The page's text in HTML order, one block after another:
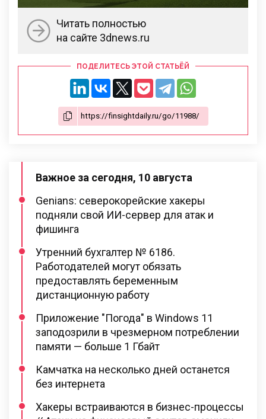
Читать полностью
на сайте 3dnews.ru
ПОДЕЛИТЕСЬ ЭТОЙ СТАТЬЁЙ
Важное за сегодня, 10 августа
Genians: северокорейские хакеры
подняли свой ИИ-сервер для атак и
фишинга
Утренний бухгалтер № 6186.
Работодателей могут обязать
предоставлять беременным
дистанционную работу
Приложение "Погода" в Windows 11
заподозрили в чрезмерном потреблении
памяти — больше 1 Гбайт
Камчатка на несколько дней останется
без интернета
Хакеры встраиваются в бизнес-процессы